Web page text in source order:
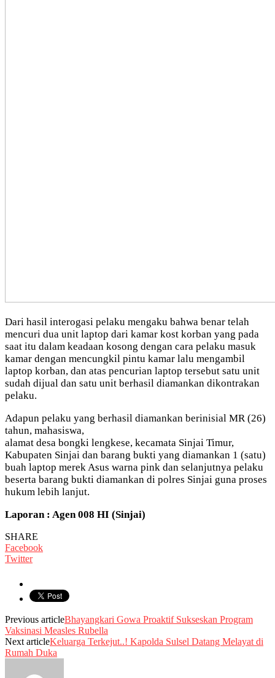
Dari hasil interogasi pelaku mengaku bahwa benar telah
mencuri dua unit laptop dari kamar kost korban yang pada
saat itu dalam keadaan kosong dengan cara pelaku masuk
kamar dengan mencungkil pintu kamar lalu mengambil
laptop korban, dan atas pencurian laptop tersebut satu unit
sudah dijual dan satu unit berhasil diamankan dikontrakan
pelaku.
Adapun pelaku yang berhasil diamankan berinisial MR (26)
tahun, mahasiswa,
alamat desa bongki lengkese, kecamata Sinjai Timur,
Kabupaten Sinjai dan barang bukti yang diamankan 1 (satu)
buah laptop merek Asus warna pink dan selanjutnya pelaku
beserta barang bukti diamankan di polres Sinjai guna proses
hukum lebih lanjut.
Laporan : Agen 008 HI (Sinjai)
SHARE
Facebook
Twitter
Previous articleBhayangkari Gowa Proaktif Sukseskan Program
Vaksinasi Measles Rubella
Next articleKeluarga Terkejut..! Kapolda Sulsel Datang Melayat di
Rumah Duka